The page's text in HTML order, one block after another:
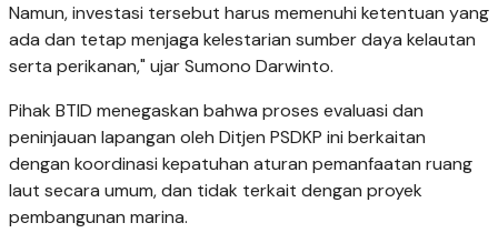
Namun, investasi tersebut harus memenuhi ketentuan yang
ada dan tetap menjaga kelestarian sumber daya kelautan
serta perikanan," ujar Sumono Darwinto.
Pihak BTID menegaskan bahwa proses evaluasi dan
peninjauan lapangan oleh Ditjen PSDKP ini berkaitan
dengan koordinasi kepatuhan aturan pemanfaatan ruang
laut secara umum, dan tidak terkait dengan proyek
pembangunan marina.